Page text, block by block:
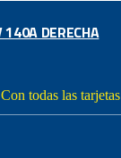
DERECHA
Con todas las tarjetas